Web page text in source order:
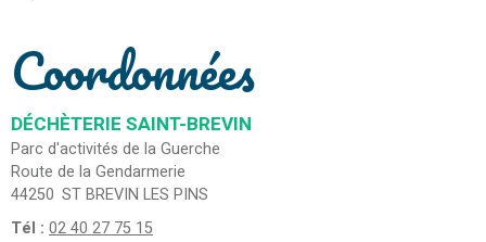
Coordonnées
DÉCHÈTERIE SAINT-BREVIN
Parc d'activités de la Guerche
Route de la Gendarmerie
44250 ST BREVIN LES PINS
Tél : 02 40 27 75 15